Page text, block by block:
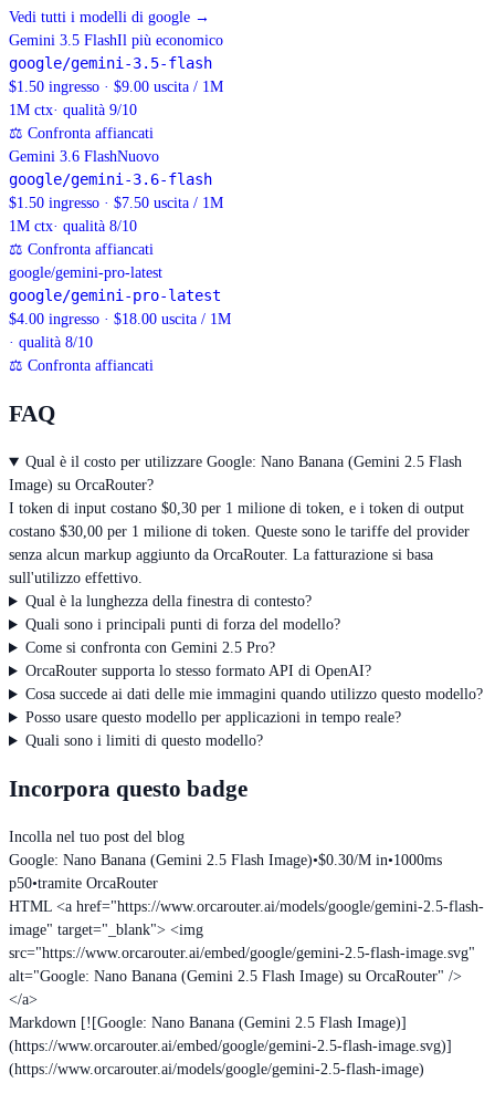
Vedi tutti i modelli di google →
Gemini 3.5 FlashIl più economico
google/gemini-3.5-flash
$1.50 ingresso · $9.00 uscita / 1M
1M ctx· qualità 9/10
⚖ Confronta affiancati
Gemini 3.6 FlashNuovo
google/gemini-3.6-flash
$1.50 ingresso · $7.50 uscita / 1M
1M ctx· qualità 8/10
⚖ Confronta affiancati
google/gemini-pro-latest
google/gemini-pro-latest
$4.00 ingresso · $18.00 uscita / 1M
· qualità 8/10
⚖ Confronta affiancati
FAQ
Qual è il costo per utilizzare Google: Nano Banana (Gemini 2.5 Flash
Image) su OrcaRouter?
I token di input costano $0,30 per 1 milione di token, e i token di output
costano $30,00 per 1 milione di token. Queste sono le tariffe del provider
senza alcun markup aggiunto da OrcaRouter. La fatturazione si basa
sull'utilizzo effettivo.
Qual è la lunghezza della finestra di contesto?
Quali sono i principali punti di forza del modello?
Come si confronta con Gemini 2.5 Pro?
OrcaRouter supporta lo stesso formato API di OpenAI?
Cosa succede ai dati delle mie immagini quando utilizzo questo modello?
Posso usare questo modello per applicazioni in tempo reale?
Quali sono i limiti di questo modello?
Incorpora questo badge
Incolla nel tuo post del blog
Google: Nano Banana (Gemini 2.5 Flash Image)•$0.30/M in•1000ms
p50•tramite OrcaRouter
HTML <a href="https://www.orcarouter.ai/models/google/gemini-2.5-flash-
image" target="_blank"> <img
src="https://www.orcarouter.ai/embed/google/gemini-2.5-flash-image.svg"
alt="Google: Nano Banana (Gemini 2.5 Flash Image) su OrcaRouter" />
</a>
Markdown [![Google: Nano Banana (Gemini 2.5 Flash Image)]
(https://www.orcarouter.ai/embed/google/gemini-2.5-flash-image.svg)]
(https://www.orcarouter.ai/models/google/gemini-2.5-flash-image)